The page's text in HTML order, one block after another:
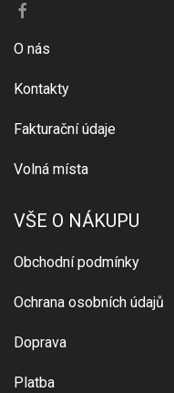
O nás
Kontakty
Fakturační údaje
Volná místa
VŠE O NÁKUPU
Obchodní podmínky
Ochrana osobních údajů
Doprava
Platba